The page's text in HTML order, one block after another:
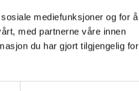
mediefunksjoner og for å
med partnerne våre innen
du har gjort tilgjengelig for